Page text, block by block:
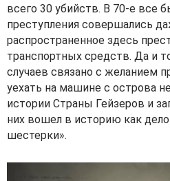
всего 30 убийств. В 70-е все
преступления совершались
распространенное здесь
транспортных средств. Да и
случаев связано с желанием
уехать на машине с острова
истории Страны Гейзеров и
них вошел в историю как
шестерки».